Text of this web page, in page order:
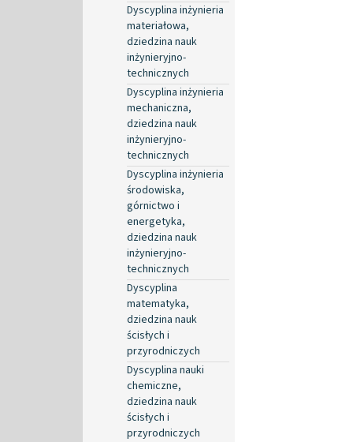
Dyscyplina inżynieria
materiałowa,
dziedzina nauk
inżynieryjno-
technicznych
Dyscyplina inżynieria
mechaniczna,
dziedzina nauk
inżynieryjno-
technicznych
Dyscyplina inżynieria
środowiska,
górnictwo i
energetyka,
dziedzina nauk
inżynieryjno-
technicznych
Dyscyplina
matematyka,
dziedzina nauk
ścisłych i
przyrodniczych
Dyscyplina nauki
chemiczne,
dziedzina nauk
ścisłych i
przyrodniczych